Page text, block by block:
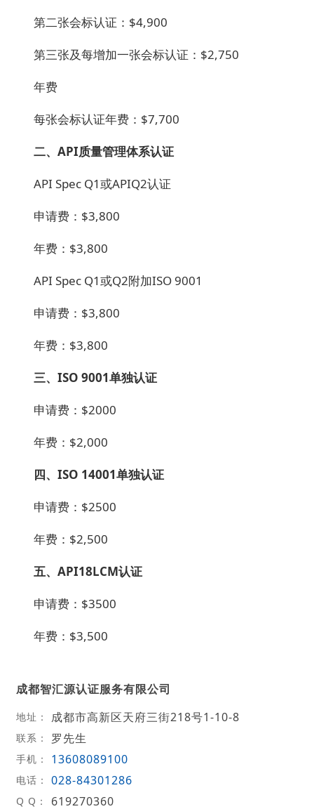
第二张会标认证：$4,900
第三张及每增加一张会标认证：$2,750
年费
每张会标认证年费：$7,700
二、API质量管理体系认证
API Spec Q1或APIQ2认证
申请费：$3,800
年费：$3,800
API Spec Q1或Q2附加ISO 9001
申请费：$3,800
年费：$3,800
三、ISO 9001单独认证
申请费：$2000
年费：$2,000
四、ISO 14001单独认证
申请费：$2500
年费：$2,500
五、API18LCM认证
申请费：$3500
年费：$3,500
成都智汇源认证服务有限公司
地址： 成都市高新区天府三街218号1-10-8
联系： 罗先生
手机： 13608089100
电话： 028-84301286
Q Q： 619270360